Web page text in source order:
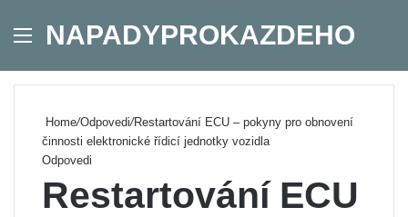
Menu
NAPADYPROKAZDEHO
Home/Odpovedi/Restartování ECU – pokyny pro obnovení
činnosti elektronické řídicí jednotky vozidla
Odpovedi
Restartování ECU